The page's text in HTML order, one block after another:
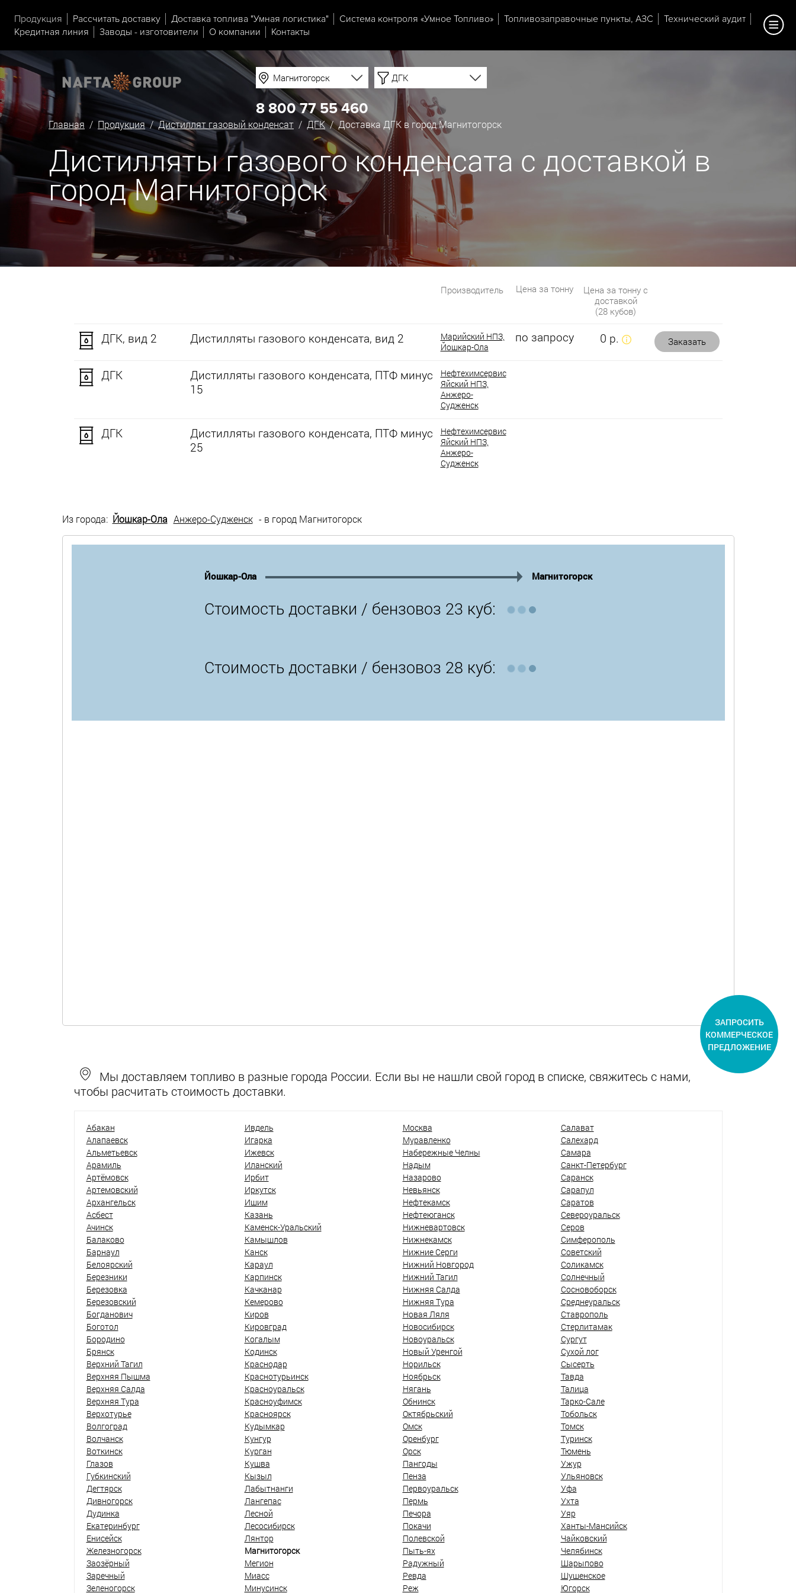
Продукция Рассчитать доставку Доставка топлива "Умная логистика" Система контроля «Умное Топливо» Топливозаправочные пункты, АЗС
Технический аудит
Кредитная линия
Заводы - изготовители О компании Контакты
Магнитогорск ДГК
8 800 77 55 460
Главная / Продукция/Дистиллят газовый конденсат / ДГК/ Доставка ДГК в город Магнитогорск
Дистилляты газового конденсата с доставкой в
город Магнитогорск
Производитель Цена за тонну
Цена за тонну с
доставкой
(28 кубов)
ДГК, вид 2 Дистилляты газового конденсата, вид 2
Марийский НПЗ,
Йошкар-Ола
по запросу 0 р. Заказать
ДГК
Дистилляты газового конденсата, ПТФ минус
15
Нефтехимсервис
Яйский НПЗ,
Анжеро-
Судженск
ДГК
Дистилляты газового конденсата, ПТФ минус
25
Нефтехимсервис
Яйский НПЗ,
Анжеро-
Судженск
Из города: Йошкар-Ола Анжеро-Судженск - в город Магнитогорск
Йошкар-Ола Магнитогорск
Стоимость доставки / бензовоз 23 куб:
Стоимость доставки / бензовоз 28 куб:
Мы доставляем топливо в разные города России. Если вы не нашли свой город в списке, свяжитесь с нами,
чтобы расчитать стоимость доставки.
Абакан
Алапаевск
Альметьевск
Арамиль
Артёмовск
Артемовский
Архангельск
Асбест
Ачинск
Балаково
Барнаул
Белоярский
Березники
Березовка
Березовский
Богданович
Боготол
Бородино
Брянск
Верхний Тагил
Верхняя Пышма
Верхняя Салда
Верхняя Тура
Верхотурье
Волгоград
Волчанск
Воткинск
Глазов
Губкинский
Дегтярск
Дивногорск
Дудинка
Екатеринбург
Енисейск
Железногорск
Заозёрный
Заречный
Зеленогорск
Ивдель
Игарка
Ижевск
Иланский
Ирбит
Иркутск
Ишим
Казань
Каменск-Уральский
Камышлов
Канск
Караул
Карпинск
Качканар
Кемерово
Киров
Кировград
Когалым
Кодинск
Краснодар
Краснотурьинск
Красноуральск
Красноуфимск
Красноярск
Кудымкар
Кунгур
Курган
Кушва
Кызыл
Лабытнанги
Лангепас
Лесной
Лесосибирск
Лянтор
Магнитогорск
Мегион
Миасс
Минусинск
Москва
Муравленко
Набережные Челны
Надым
Назарово
Невьянск
Нефтекамск
Нефтеюганск
Нижневартовск
Нижнекамск
Нижние Серги
Нижний Новгород
Нижний Тагил
Нижняя Салда
Нижняя Тура
Новая Ляля
Новосибирск
Новоуральск
Новый Уренгой
Норильск
Ноябрьск
Нягань
Обнинск
Октябрьский
Омск
Оренбург
Орск
Пангоды
Пенза
Первоуральск
Пермь
Печора
Покачи
Полевской
Пыть-ях
Радужный
Ревда
Реж
Салават
Салехард
Самара
Санкт-Петербург
Саранск
Сарапул
Саратов
Североуральск
Серов
Симферополь
Советский
Соликамск
Солнечный
Сосновоборск
Среднеуральск
Ставрополь
Стерлитамак
Сургут
Сухой лог
Сысерть
Тавда
Талица
Тарко-Сале
Тобольск
Томск
Туринск
Тюмень
Ужур
Ульяновск
Уфа
Ухта
Уяр
Ханты-Мансийск
Чайковский
Челябинск
Шарыпово
Шушенское
Югорск
ЗАПРОСИТЬ
КОММЕРЧЕСКОЕ
ПРЕДЛОЖЕНИЕ